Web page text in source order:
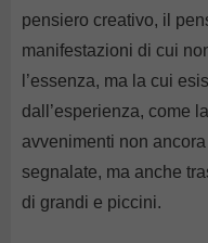
pensiero creativo, il
manifestazioni di cui
l’essenza, ma la cui
dall’esperienza, come
avvenimenti non
segnalate, ma anche
di grandi e piccini.